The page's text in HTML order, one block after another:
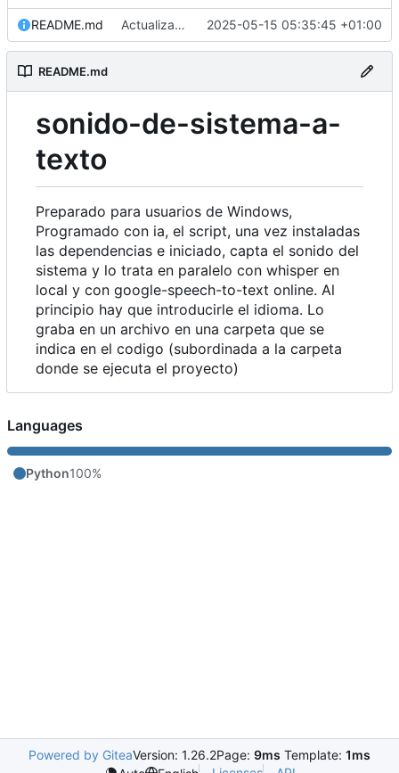
README.md Actualizar README.md 2025-05-15 05:35:45 +01:00
README.md
sonido-de-sistema-a-
texto
Preparado para usuarios de Windows,
Programado con ia, el script, una vez instaladas
las dependencias e iniciado, capta el sonido del
sistema y lo trata en paralelo con whisper en
local y con google-speech-to-text online. Al
principio hay que introducirle el idioma. Lo
graba en un archivo en una carpeta que se
indica en el codigo (subordinada a la carpeta
donde se ejecuta el proyecto)
Languages
Python100%
Powered by GiteaVersion: 1.26.2Page: 9ms Template: 1ms